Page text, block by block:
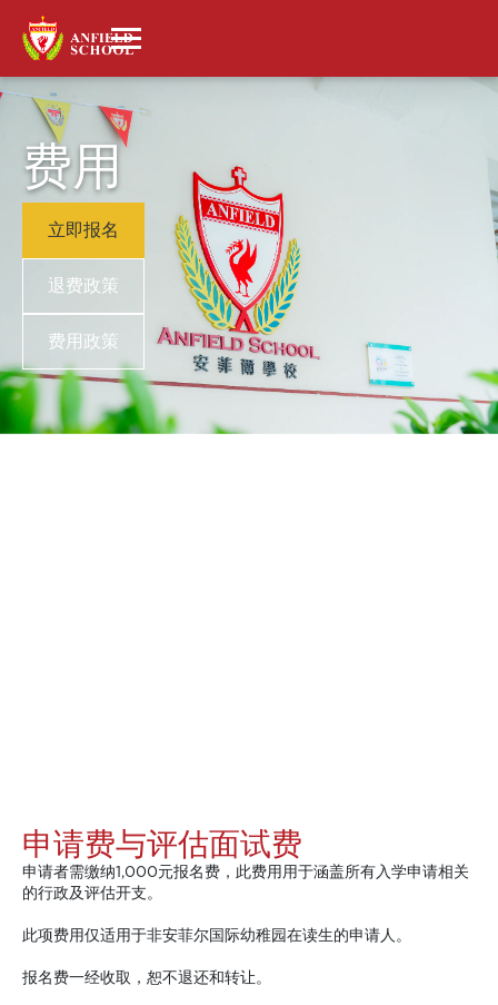
费用
立即报名
退费政策
费用政策
申请费与评估面试费
申请者需缴纳1,000元报名费，此费用用于涵盖所有入学申请相关
的行政及评估开支。
此项费用仅适用于非安菲尔国际幼稚园在读生的申请人。
报名费一经收取，恕不退还和转让。